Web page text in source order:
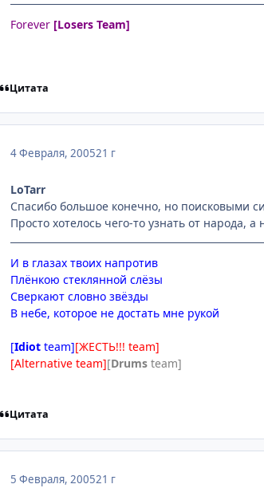
Forever [Losers Team]
Цитата
4 Февраля, 200521 г
LoTarr
Спасибо большое конечно, но поисковыми
Просто хотелось чего-то узнать от народа,
И в глазах твоих напротив
Плёнкою стеклянной слёзы
Сверкают словно звёзды
В небе, которое не достать мне рукой
[Idiot team][ЖЕСТЬ!!! team]
[Alternative team][Drums team]
Цитата
5 Февраля, 200521 г